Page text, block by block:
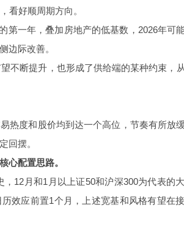
看好顺周期方向。
第一年，叠加房地产的低基数，2026年可
边际改善。
不断提升，也形成了供给端的某种约束，
热度和股价均到达一个高位，节奏有所放
回摆。
心配置思路。
12月和1月以上证50和沪深300为代表的
效应前置1个月，上述宽基和风格有望在